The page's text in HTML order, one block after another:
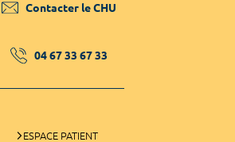
Contacter le CHU
04 67 33 67 33
ESPACE PATIENT